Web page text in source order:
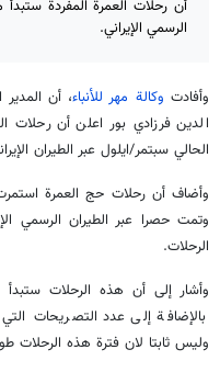
أن رحلات العمرة المفردة
الرسمي الإيراني.
وأفادت وكالة مهر للأنباء، أن
الدين فرزادي بور اعلن أن رحلات
الحالي سبتمر/ايلول عبر الطيران
وأضاف أن رحلات حج العمرة
وتمت حصرا عبر الطيران الرسمي
الرحلات.
بالإضافة إلى عدد التصريحات
وليس ثابتا لان فترة هذه الرحلات